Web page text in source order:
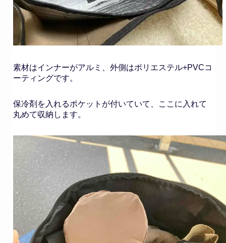
素材はインナーがアルミ、外側はポリエステル+PVCコ
ーティングです。
保冷剤を入れるポケットが付いていて、ここに入れて
丸めて収納します。